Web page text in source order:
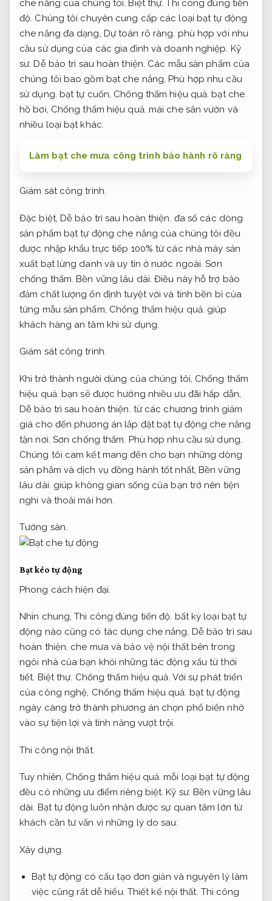
che nắng của chúng tôi. Biệt thự.
Thi công đúng tiến
độ. Chúng tôi chuyên cung cấp các loại bạt tự động
che nắng đa dạng, Dự toán rõ ràng. phù hợp với nhu
cầu sử dụng của các gia đình và doanh nghiệp. Kỹ
sư. Dễ bảo trì sau hoàn thiện. Các mẫu sản phẩm của
chúng tôi bao gồm bạt che nắng,Phù hợp nhu cầu
sử dụng. bạt tự cuốn, Chống thấm hiệu quả. bạt che
hồ bơi, Chống thấm hiệu quả. mái che sân vườn và
nhiều loại bạt khác.
Làm bạt che mưa công trình bảo hành rõ ràng
Giám sát công trình.
Đặc biệt, Dễ bảo trì sau hoàn thiện. đa số các dòng
sản phẩm bạt tự động che nắng của chúng tôi đều
được nhập khẩu trực tiếp 100% từ các nhà máy sản
xuất bạt lừng danh và uy tín ở nước ngoài.Sơn
chống thấm. Bền vững lâu dài. Điều này hỗ trợ bảo
đảm chất lượng ổn định tuyệt vời và tính bền bỉ của
từng mẫu sản phẩm, Chống thấm hiệu quả. giúp
khách hàng an tâm khi sử dụng.
Giám sát công trình.
Khi trở thành người dùng của chúng tôi, Chống thấm
hiệu quả. bạn sẽ được hưởng nhiều ưu đãi hấp dẫn,
Dễ bảo trì sau hoàn thiện. từ các chương trình giảm
giá cho đến phương án lắp đặt bạt tự động che nắng
tận nơi. Sơn chống thấm. Phù hợp nhu cầu sử dụng.
Chúng tôi cam kết mang đến cho bạn những dòng
sản phẩm và dịch vụ đồng hành tốt nhất,Bền vững
lâu dài. giúp không gian sống của bạn trở nên tiện
nghi và thoải mái hơn.
Tường sàn.
Bạt kéo tự động
Phong cách hiện đại.
Nhìn chung,Thi công đúng tiến độ. bất kỳ loại bạt tự
động nào cũng có tác dụng che nắng, Dễ bảo trì sau
hoàn thiện. che mưa và bảo vệ nội thất bên trong
ngôi nhà của bạn khỏi những tác động xấu từ thời
tiết. Biệt thự. Chống thấm hiệu quả. Với sự phát triển
của công nghệ, Chống thấm hiệu quả. bạt tự động
ngày càng trở thành phương án chọn phổ biến nhờ
vào sự tiện lợi và tính năng vượt trội.
Thi công nội thất.
Tuy nhiên, Chống thấm hiệu quả. mỗi loại bạt tự động
đều có những ưu điểm riêng biệt.Kỹ sư. Bền vững lâu
dài. Bạt tự động luôn nhận được sự quan tâm lớn từ
khách cần tư vấn vì những lý do sau:
Xây dựng.
Bạt tự động có cấu tạo đơn giản và nguyên lý làm
việc cũng rất dễ hiểu. Thiết kế nội thất. Thi công